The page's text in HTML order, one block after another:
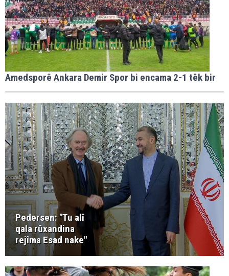
Amedsporê Ankara Demir Spor bi encama 2-1 têk bir
Pedersen: "Tu alî
qala rûxandina
rejîma Esad nake"